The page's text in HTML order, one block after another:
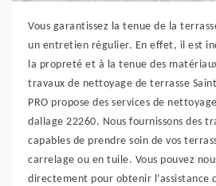
Vous garantissez la tenue de la
un entretien régulier. En effet, il est
la propreté et à la tenue des
travaux de nettoyage de terrasse
PRO propose des services de
dallage 22260. Nous fournissons des
capables de prendre soin de vos
carrelage ou en tuile. Vous pouvez
directement pour obtenir l’assistance